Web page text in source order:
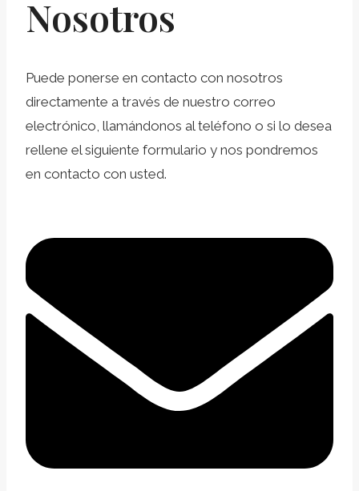
Nosotros
Puede ponerse en contacto con nosotros
directamente a través de nuestro correo
electrónico, llamándonos al teléfono o si lo desea
rellene el siguiente formulario y nos pondremos
en contacto con usted.